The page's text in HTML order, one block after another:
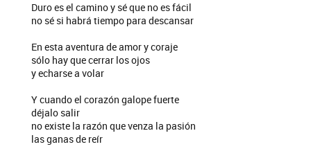
Duro es el camino y sé que no es fácil
no sé si habrá tiempo para descansar
En esta aventura de amor y coraje
sólo hay que cerrar los ojos
y echarse a volar
Y cuando el corazón galope fuerte
déjalo salir
no existe la razón que venza la pasión
las ganas de reír